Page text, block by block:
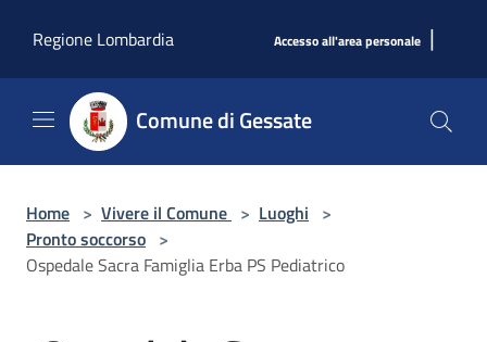
Regione Lombardia
Accesso all'area personale |
Comune di Gessate
Home > Vivere il Comune > Luoghi >
Pronto soccorso >
Ospedale Sacra Famiglia Erba PS Pediatrico